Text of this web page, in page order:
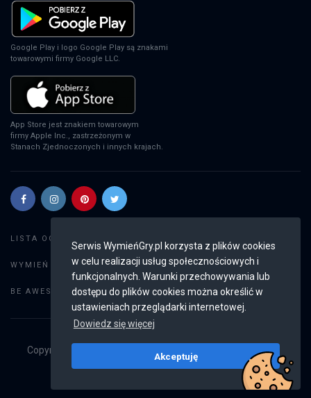
Serwis WymieńGry.pl korzysta z plików cookies
w celu realizacji usług społecznościowych i
funkcjonalnych. Warunki przechowywania lub
dostępu do plików cookies można określić w
ustawieniach przeglądarki internetowej.
Dowiedz się więcej
Akceptuję
Google Play i logo Google Play są znakami
towarowymi firmy Google LLC.
App Store jest znakiem towarowym
firmy Apple Inc., zastrzeżonym w
Stanach Zjednoczonych i innych krajach.
LISTA OGŁOSZEŃ:
WYMIEŃ GRY: Dodaj ogłoszenie
BE AWESOME: Weryfikacja konta
Copyright © 2019 - 2026
Wszystkie prawa
v2.8.2